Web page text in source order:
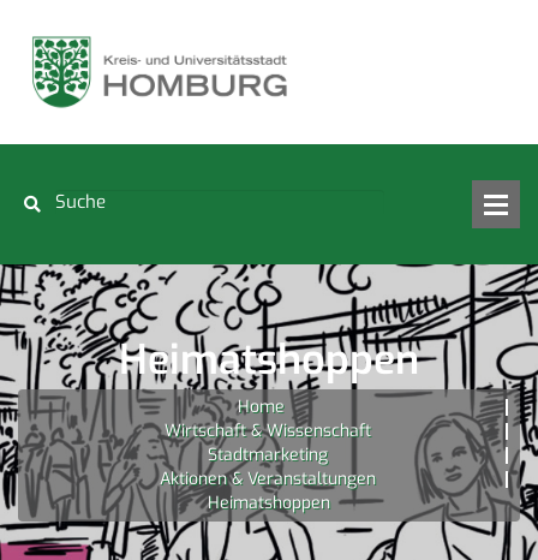
Heimatshoppen
Home
Wirtschaft & Wissenschaft
Stadtmarketing
Aktionen & Veranstaltungen
Heimatshoppen